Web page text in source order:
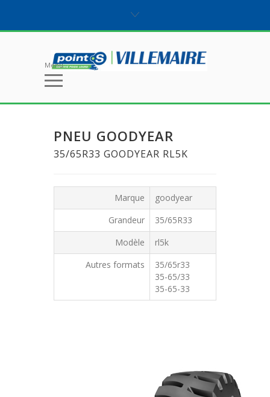
Menu
PNEU GOODYEAR
35/65R33 GOODYEAR RL5K
Marque
goodyear
Grandeur
35/65R33
Modèle
rl5k
Autres formats
35/65r33
35-65/33
35-65-33